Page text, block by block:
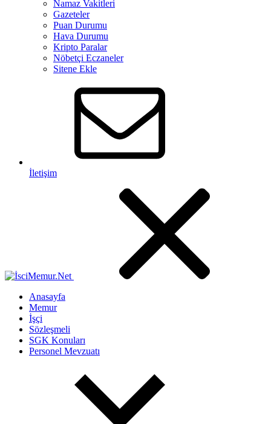
Namaz Vakitleri
Gazeteler
Puan Durumu
Hava Durumu
Kripto Paralar
Nöbetçi Eczaneler
Sitene Ekle
İletişim
Anasayfa
Memur
İşçi
Sözleşmeli
SGK Konuları
Personel Mevzuatı